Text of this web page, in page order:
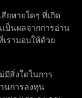
ยหายใดๆ ที่เกิด
ป็นผลจากการอ่าน
รามอบให้ด้วย
สิ่งใดในการ
นการลงทุน